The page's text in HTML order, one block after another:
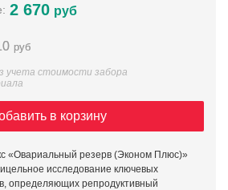
2 670 руб
руб
учета стоимости забора
в корзину
«Овариальный резерв (Эконом Плюс)»
исследование ключевых
определяющих репродуктивный